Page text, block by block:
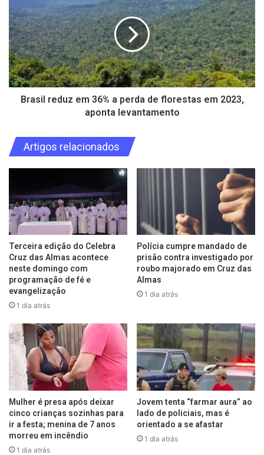
Brasil reduz em 36% a perda de florestas em 2023,
aponta levantamento
Artigos relacionados
Terceira edição do Celebra
Cruz das Almas acontece
neste domingo com
programação de fé e
evangelização
1 dia atrás
Polícia cumpre mandado de
prisão contra investigado por
roubo majorado em Cruz das
Almas
1 dia atrás
Mulher é presa após deixar
cinco crianças sozinhas para
ir a festa; menina de 7 anos
morreu em incêndio
1 dia atrás
Jovem tenta “farmar aura” ao
lado de policiais, mas é
orientado a se afastar
1 dia atrás